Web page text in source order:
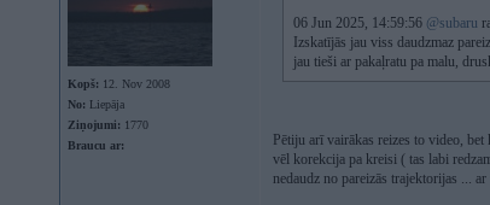
Kopš: 12. Nov 2008
No: Liepāja
Ziņojumi: 1770
Braucu ar:
06 Jun 2025, 14:59:56 @subaru
Izskatījās jau viss daudzmaz
jau tieši ar pakaļratu pa malu,
Pētiju arī vairākas reizes to video,
vēl korekcija pa kreisi ( tas labi
nedaudz no pareizās trajektorijas ...